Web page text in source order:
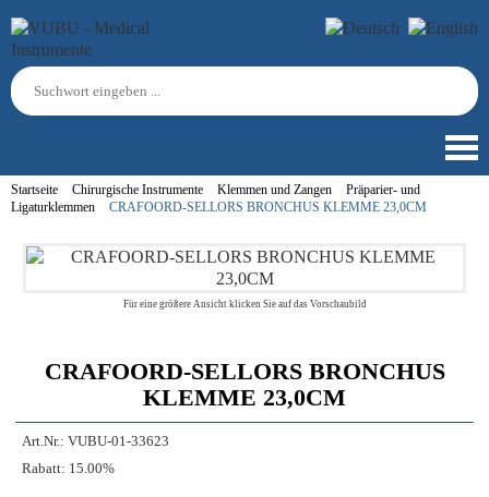
Startseite Chirurgische Instrumente Klemmen und Zangen
Präparier- und
Ligaturklemmen
CRAFOORD-SELLORS BRONCHUS KLEMME 23,0CM
Für eine größere Ansicht klicken Sie auf das Vorschaubild
CRAFOORD-SELLORS BRONCHUS
KLEMME 23,0CM
Art.Nr.: VUBU-01-33623
Rabatt: 15.00%